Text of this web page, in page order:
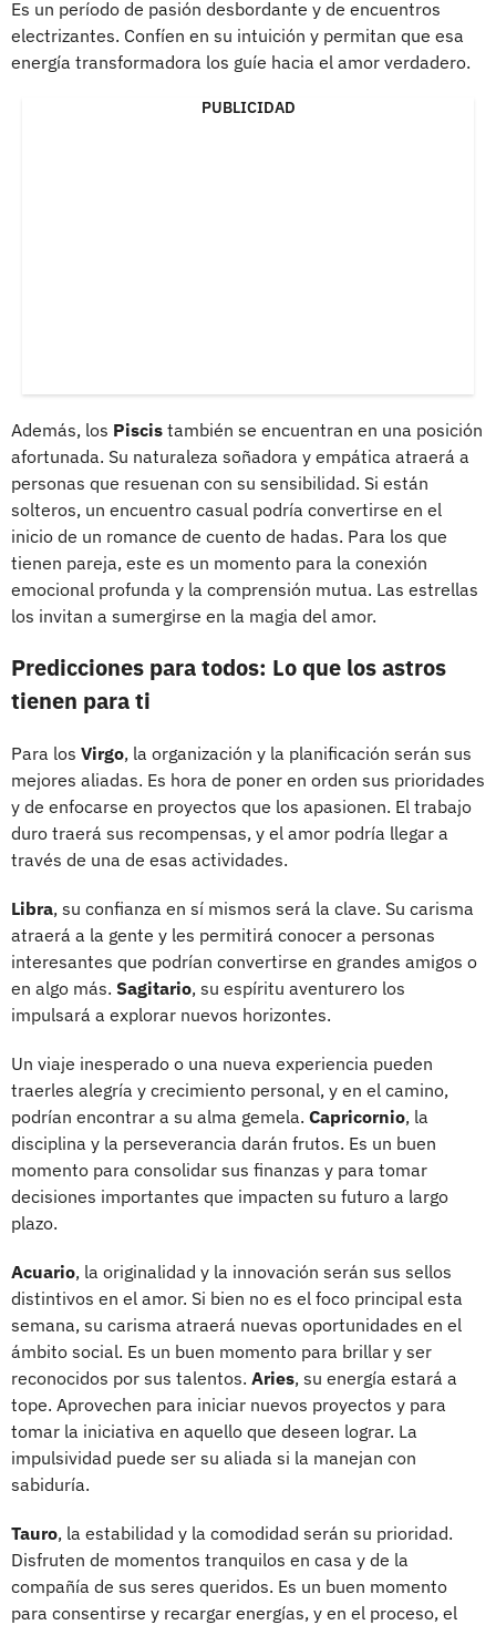
Es un período de pasión desbordante y de encuentros
electrizantes. Confíen en su intuición y permitan que esa
energía transformadora los guíe hacia el amor verdadero.
PUBLICIDAD
Además, los Piscis también se encuentran en una posición
afortunada. Su naturaleza soñadora y empática atraerá a
personas que resuenan con su sensibilidad. Si están
solteros, un encuentro casual podría convertirse en el
inicio de un romance de cuento de hadas. Para los que
tienen pareja, este es un momento para la conexión
emocional profunda y la comprensión mutua. Las estrellas
los invitan a sumergirse en la magia del amor.
Predicciones para todos: Lo que los astros
tienen para ti
Para los Virgo, la organización y la planificación serán sus
mejores aliadas. Es hora de poner en orden sus prioridades
y de enfocarse en proyectos que los apasionen. El trabajo
duro traerá sus recompensas, y el amor podría llegar a
través de una de esas actividades.
Libra, su confianza en sí mismos será la clave. Su carisma
atraerá a la gente y les permitirá conocer a personas
interesantes que podrían convertirse en grandes amigos o
en algo más. Sagitario, su espíritu aventurero los
impulsará a explorar nuevos horizontes.
Un viaje inesperado o una nueva experiencia pueden
traerles alegría y crecimiento personal, y en el camino,
podrían encontrar a su alma gemela. Capricornio, la
disciplina y la perseverancia darán frutos. Es un buen
momento para consolidar sus finanzas y para tomar
decisiones importantes que impacten su futuro a largo
plazo.
Acuario, la originalidad y la innovación serán sus sellos
distintivos en el amor. Si bien no es el foco principal esta
semana, su carisma atraerá nuevas oportunidades en el
ámbito social. Es un buen momento para brillar y ser
reconocidos por sus talentos. Aries, su energía estará a
tope. Aprovechen para iniciar nuevos proyectos y para
tomar la iniciativa en aquello que deseen lograr. La
impulsividad puede ser su aliada si la manejan con
sabiduría.
Tauro, la estabilidad y la comodidad serán su prioridad.
Disfruten de momentos tranquilos en casa y de la
compañía de sus seres queridos. Es un buen momento
para consentirse y recargar energías, y en el proceso, el